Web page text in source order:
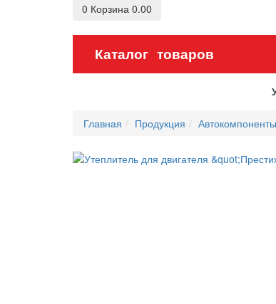
0 Корзина 0.00
Каталог товаров
Главная Продукция Автокомпоненты